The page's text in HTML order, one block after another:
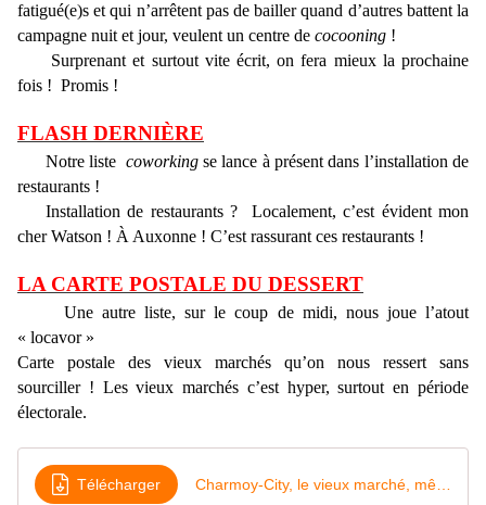
fatigué(e)s et qui n’arrêtent pas de bailler quand d’autres battent la
campagne nuit et jour, veulent un centre de cocooning !
Surprenant et surtout vite écrit, on fera mieux la prochaine
fois ! Promis !
FLASH DERNIÈRE
Notre liste coworkingse lance à présent dans l’installation de
restaurants !
Installation de restaurants ? Localement, c’est évident mon
cher Watson ! À Auxonne ! C’est rassurant ces restaurants !
LA CARTE POSTALE DU DESSERT
Une autre liste, sur le coup de midi, nous joue l’atout
« locavor »
Carte postale des vieux marchés qu’on nous ressert sans
sourciller ! Les vieux marchés c’est hyper, surtout en période
électorale.
Télécharger